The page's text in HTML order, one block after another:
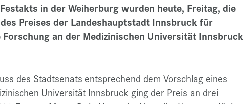
in der Weiherburg wurden heute, Freitag, die
Preises der Landeshauptstadt Innsbruck für
an der Medizinischen Universität Innsbruck
des Stadtsenats entsprechend dem Vorschlag eines
Universität Innsbruck ging der Preis an drei